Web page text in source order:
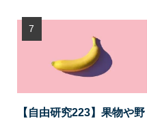
【自由研究223】果物や野